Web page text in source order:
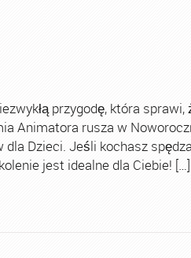
przygodę, która sprawi,
Animatora rusza w
Dzieci. Jeśli kochasz
jest idealne dla Ciebie! […]